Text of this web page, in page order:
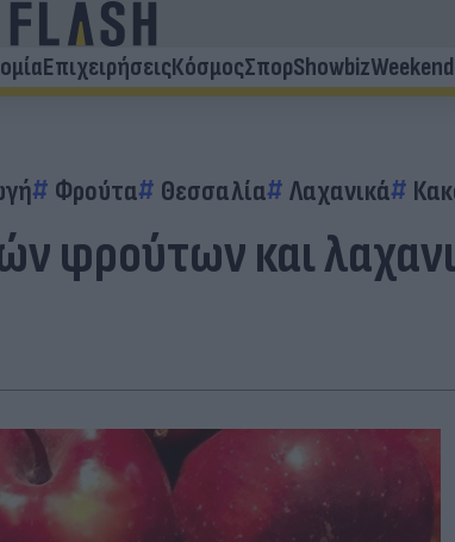
ΕπιχειρήσειςΚόσμοςΣπορShowbizWeekend
Φρούτα Θεσσαλία Λαχανικά
φρούτων και